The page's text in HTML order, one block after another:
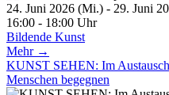
24. Juni 2026 (Mi.) - 29. Juni
16:00 - 18:00 Uhr
Bildende Kunst
Mehr →
KUNST SEHEN: Im
Menschen begegnen